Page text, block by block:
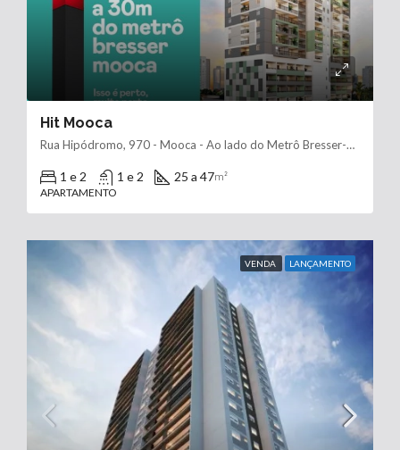
Hit Mooca
Rua Hipódromo, 970 - Mooca - Ao lado do Metrô Bresser-Mooca
1 e 2 1 e 2 25 a 47m²
APARTAMENTO
VENDA LANÇAMENTO